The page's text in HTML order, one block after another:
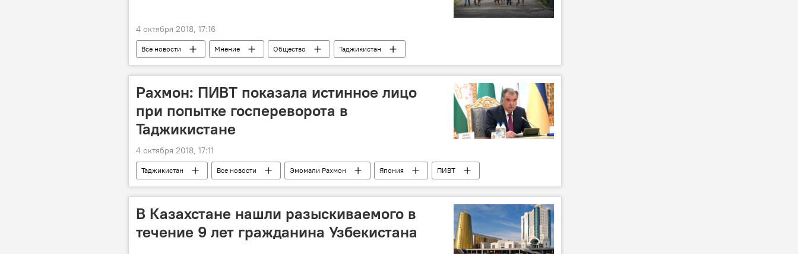
4 октября 2018, 17:16
Все новости Мнение Общество Таджикистан
Рахмон: ПИВТ показала истинное лицо
при попытке госпереворота в
Таджикистане
4 октября 2018, 17:11
Таджикистан Все новости Эмомали Рахмон Япония
ПИВТ
революция
госпереворот
В Казахстане нашли разыскиваемого в
течение 9 лет гражданина Узбекистана